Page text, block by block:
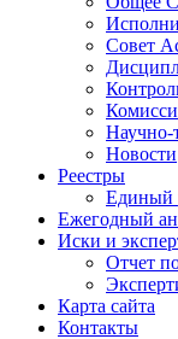
Совет
Научно-
Новости
Реестры
Единый
Ежегодный
Иски и
Отчет
Карта сайта
Контакты